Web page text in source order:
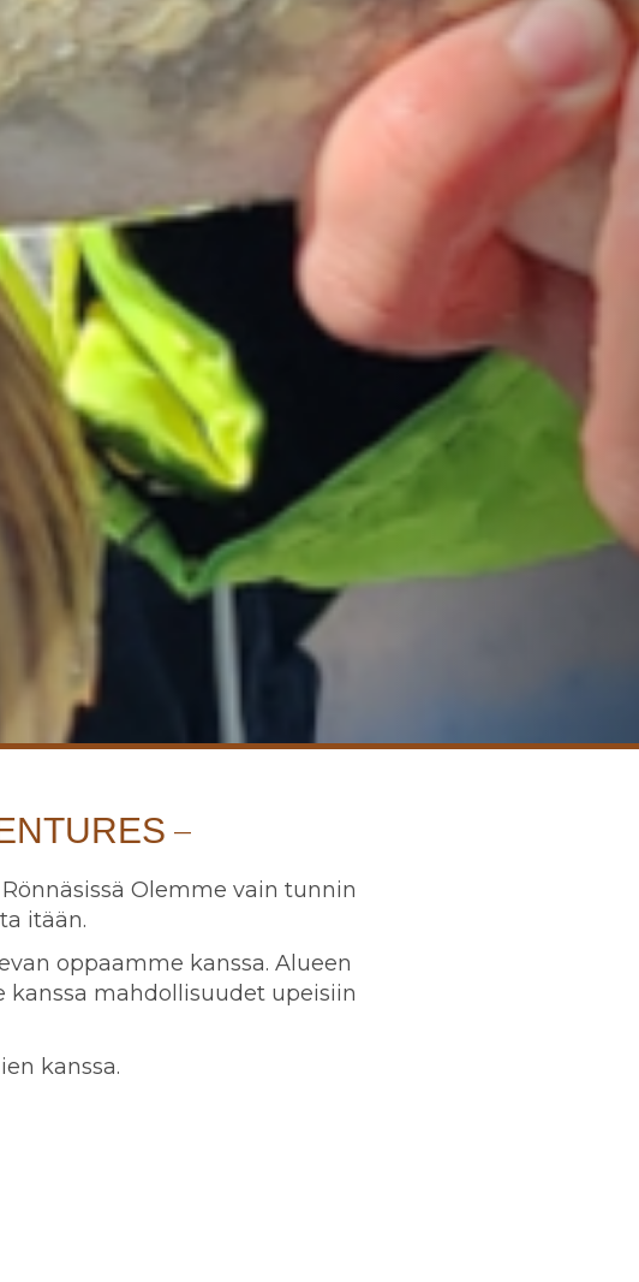
Olemme vain tunnin
itään.
oppaamme kanssa. Alueen
kanssa mahdollisuudet upeisiin
kanssa.